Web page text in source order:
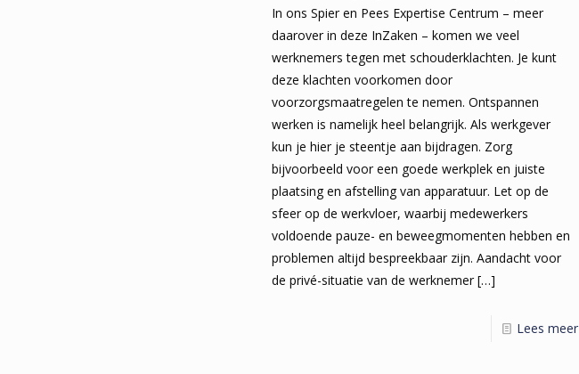
In ons Spier en Pees Expertise Centrum – meer
daarover in deze InZaken – komen we veel
werknemers tegen met schouderklachten. Je kunt
deze klachten voorkomen door
voorzorgsmaatregelen te nemen. Ontspannen
werken is namelijk heel belangrijk. Als werkgever
kun je hier je steentje aan bijdragen. Zorg
bijvoorbeeld voor een goede werkplek en juiste
plaatsing en afstelling van apparatuur. Let op de
sfeer op de werkvloer, waarbij medewerkers
voldoende pauze- en beweegmomenten hebben en
problemen altijd bespreekbaar zijn. Aandacht voor
de privé-situatie van de werknemer[…]
Lees meer